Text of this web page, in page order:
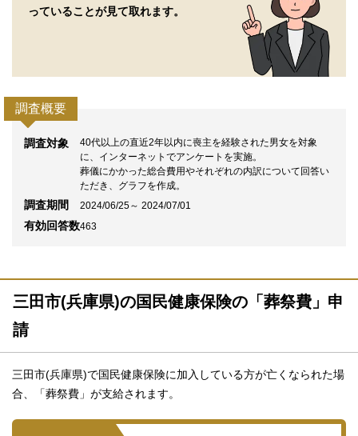
っていることが見て取れます。
調査概要
調査対象
40代以上の直近2年以内に喪主を経験された男女を対象
に、インターネットでアンケートを実施。
葬儀にかかった総合費用やそれぞれの内訳について回答い
ただき、グラフを作成。
調査期間 2024/06/25～ 2024/07/01
有効回答数463
三田市(兵庫県)の国民健康保険の「葬祭費」申
請
三田市(兵庫県)で国民健康保険に加入している方が亡くなられた場
合、「葬祭費」が支給されます。